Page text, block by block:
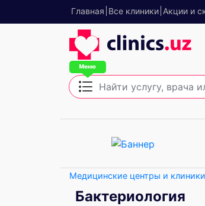
Главная Все клиники Акции и
Медицинские центры и клиники
Бактериология